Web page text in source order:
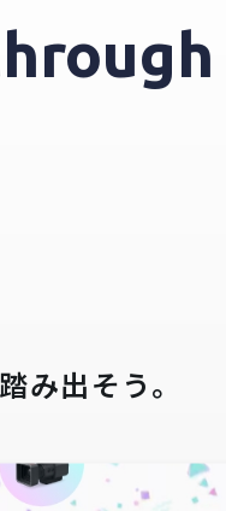
み出そう。